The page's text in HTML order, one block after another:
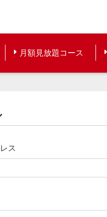
月額見放題コース
ス